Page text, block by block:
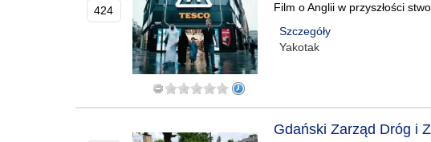
424
Film o Anglii w przyszłości
Szczegóły
Yakotak
Gdański Zarząd Dróg i